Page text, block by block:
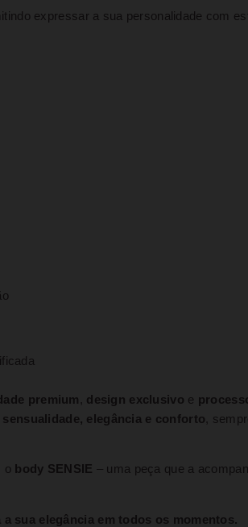
expressar a sua personalidade com
premium , design exclusivo e
sensualidade, elegância e conforto,
o body SENSIE – uma peça que a
sua elegância em todos os momentos.